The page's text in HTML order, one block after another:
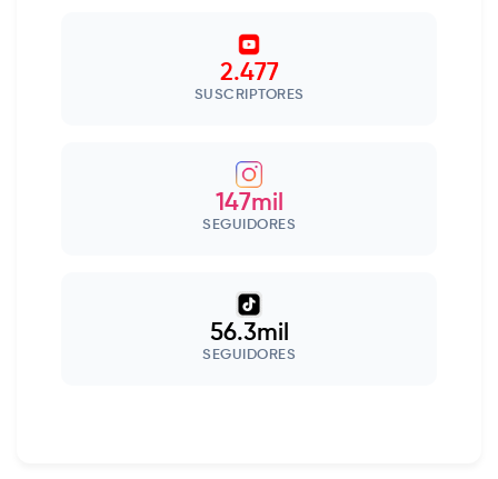
2.477
SUSCRIPTORES
147mil
SEGUIDORES
56.3mil
SEGUIDORES